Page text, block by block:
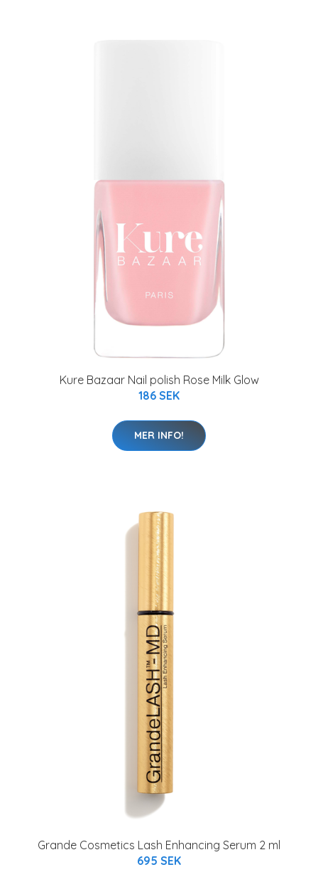
Kure Bazaar Nail polish Rose Milk Glow
186 SEK
MER INFO!
Grande Cosmetics Lash Enhancing Serum 2 ml
695 SEK